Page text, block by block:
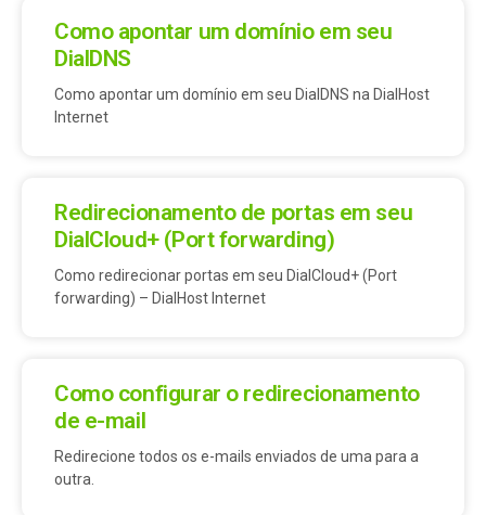
Como apontar um domínio em seu
DialDNS
Como apontar um domínio em seu DialDNS na DialHost
Internet
Redirecionamento de portas em seu
DialCloud+ (Port forwarding)
Como redirecionar portas em seu DialCloud+ (Port
forwarding) – DialHost Internet
Como configurar o redirecionamento
de e-mail
Redirecione todos os e-mails enviados de uma para a
outra.